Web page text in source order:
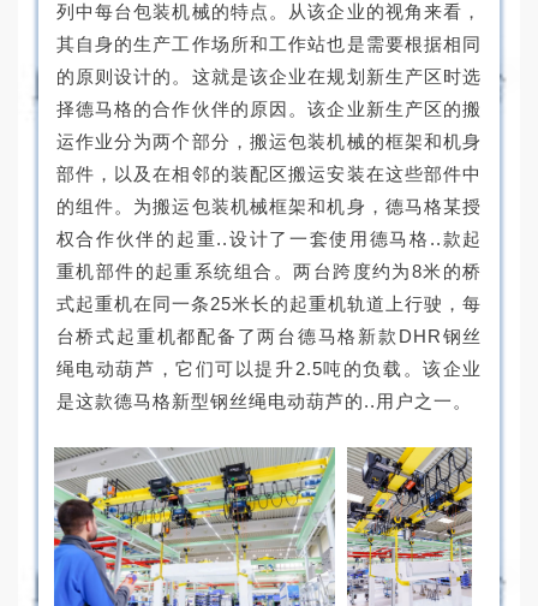
列中每台包装机械的特点。从该企业的视角来看，
其自身的生产工作场所和工作站也是需要根据相同
的原则设计的。这就是该企业在规划新生产区时选
择德马格的合作伙伴的原因。该企业新生产区的搬
运作业分为两个部分，搬运包装机械的框架和机身
部件，以及在相邻的装配区搬运安装在这些部件中
的组件。为搬运包装机械框架和机身，德马格某授
权合作伙伴的起重..设计了一套使用德马格..款起
重机部件的起重系统组合。两台跨度约为8米的桥
式起重机在同一条25米长的起重机轨道上行驶，每
台桥式起重机都配备了两台德马格新款DHR钢丝
绳电动葫芦，它们可以提升2.5吨的负载。该企业
是这款德马格新型钢丝绳电动葫芦的..用户之一。